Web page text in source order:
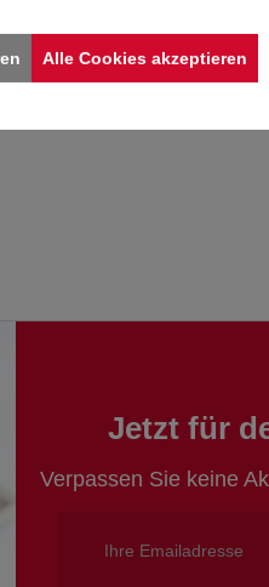
Jetzt für
Verpassen Sie keine
Alle Cookies akzeptieren